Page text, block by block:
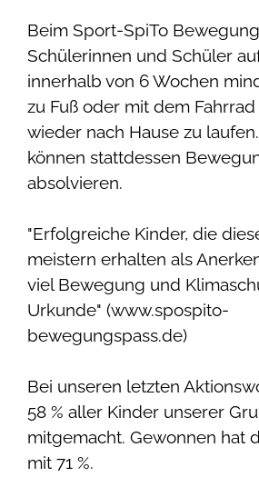
Beim Sport-SpiTo
Schülerinnen und Schüler
innerhalb von 6 Wochen
zu Fuß oder mit dem
wieder nach Hause zu
können stattdessen
absolvieren.
"Erfolgreiche Kinder, die
meistern erhalten als
viel Bewegung und
Urkunde" (www.spospito-
bewegungspass.de)
Bei unseren letzten
58 % aller Kinder unserer
mitgemacht. Gewonnen hat
mit 71 %.